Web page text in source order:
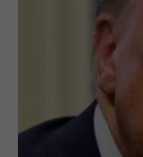
Casa Albă a
laborator și-l